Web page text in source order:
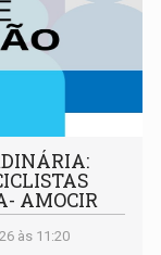
AMOCIR
às 11:20